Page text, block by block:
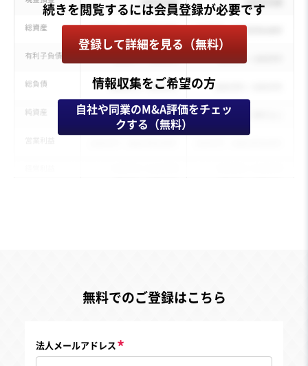
登録して詳細を見る（無料）
情報収集をご希望の方
自社や同業のM&A評価をチェッ
クする（無料）
無料でのご登録はこちら
法人メールアドレス